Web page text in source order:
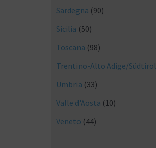
Sardegna (90)
Sicilia (50)
Toscana (98)
Trentino-Alto Adige/Südtirol
Umbria (33)
Valle d'Aosta (10)
Veneto (44)